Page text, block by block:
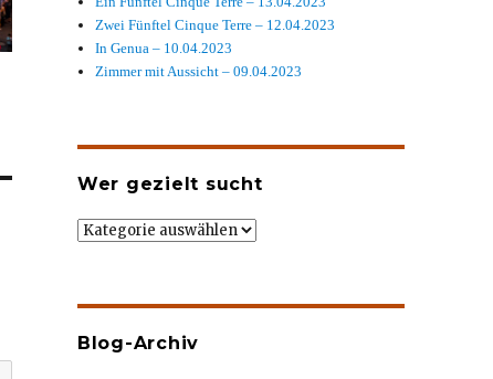
Zwei Fünftel Cinque Terre – 12.04.2023
In Genua – 10.04.2023
Zimmer mit Aussicht – 09.04.2023
Wer gezielt sucht
Wer
Blog-Archiv